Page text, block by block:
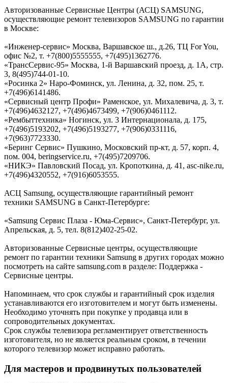
Авторизованные Сервисные Центры (АСЦ) SAMSUNG,
осуществляющие ремонт телевизоров SAMSUNG по гарантии
в Москве:
«Инженер-сервис» Москва, Варшавское ш., д.26, ТЦ For You,
офис №2, т. +7(800)5555555, +7(495)1362776.
«ТрансСервис-95» Москва, 1-й Варшавский проезд, д. 1А, стр.
3, 8(495)744-01-10.
«Росинка 2» Наро-Фоминск, ул. Ленина, д. 32, пом. 25, т.
+7(496)6141486.
«Сервисный центр Профи» Раменское, ул. Михалевича, д. 3, т.
+7(496)4632127, +7(496)4673499, +7(906)0461112.
«Рембыттехника» Ногинск, ул. 3 Интернационала, д. 175,
+7(496)5193202, +7(496)5193277, +7(906)0331116,
+7(963)7723330.
«Беринг Сервис» Пушкино, Московский пр-кт, д. 57, корп. 4,
пом. 004, beringservice.ru, +7(495)7209706.
«НИКЭ» Павловский Посад, ул. Кропоткина, д. 41, asc-nike.ru,
+7(496)4320552, +7(916)6053555.
АСЦ Samsung, осуществляющие гарантийный ремонт
техники SAMSUNG в Санкт-Петербурге:
«Samsung Сервис Плаза - Юма-Cервис», Санкт-Петербург, ул.
Апрельская, д. 5, тел. 8(812)402-25-02.
Авторизованные Сервисные центры, осуществляющие
ремонт по гарантии техники Samsung в других городах можно
посмотреть на сайте samsung.com в разделе: Поддержка -
Сервисные центры.
Напоминаем, что срок службы и гарантийный срок изделия
устанавливаются его изготовителем и могут быть изменены.
Необходимо уточнять при покупке у продавца или в
сопроводительных документах.
Срок службы телевизора регламентирует ответственность
изготовителя, но не является реальным сроком, в течении
которого телевизор может исправно работать.
Для мастеров и продвинутых пользователей